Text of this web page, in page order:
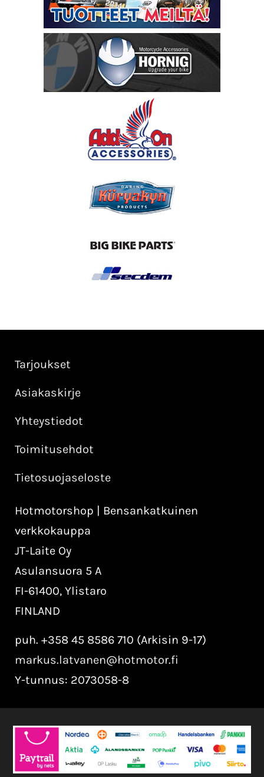
Tarjoukset
Asiakaskirje
Yhteystiedot
Toimitusehdot
Tietosuojaseloste
Hotmotorshop | Bensankatkuinen
verkkokauppa
JT-Laite Oy
Asulansuora 5 A
FI-61400, Ylistaro
FINLAND
puh. +358 45 8586 710 (Arkisin 9-17)
markus.latvanen@hotmotor.fi
Y-tunnus: 2073058-8